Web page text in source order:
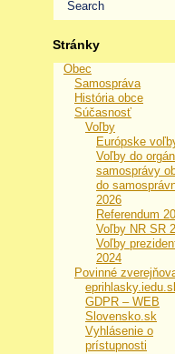
Stránky
Obec
Samospráva
História obce
Súčasnosť
Voľby
Európske
Voľby do
samosprávy
do
2026
Referendum
Voľby NR SR
Voľby
2024
Povinné
GDPR – WEB
Slovensko.sk
Vyhlásenie o
prístupnosti